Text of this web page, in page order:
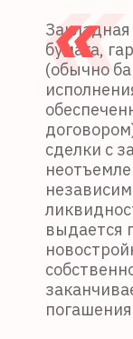
бумага,
(обычно
сделки с
выдается